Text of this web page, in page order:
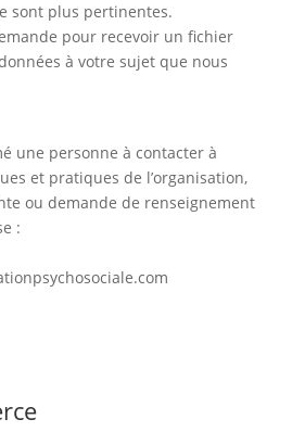
sont plus pertinentes.
pour recevoir un fichier
à votre sujet que nous
une personne à contacter à
et pratiques de l’organisation,
ou demande de renseignement
: